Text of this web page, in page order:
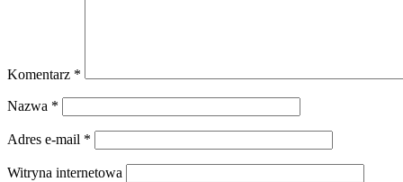
Komentarz *
Nazwa *
Adres e-mail *
Witryna internetowa